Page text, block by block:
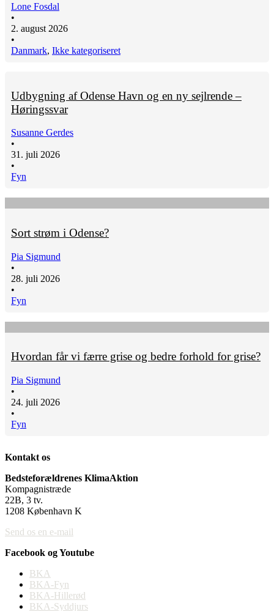
Lone Fosdal
•
2. august 2026
•
Danmark, Ikke kategoriseret
Udbygning af Odense Havn og en ny sejlrende –
Høringssvar
Susanne Gerdes
•
31. juli 2026
•
Fyn
Sort strøm i Odense?
Pia Sigmund
•
28. juli 2026
•
Fyn
Hvordan får vi færre grise og bedre forhold for grise?
Pia Sigmund
•
24. juli 2026
•
Fyn
Kontakt os
Bedsteforældrenes KlimaAktion
Kompagnistræde
22B, 3 tv.
1208 København K
Send os en e-mail
Facebook og Youtube
BKA
BKA-Fyn
BKA-Hillerød
BKA-Syddjurs